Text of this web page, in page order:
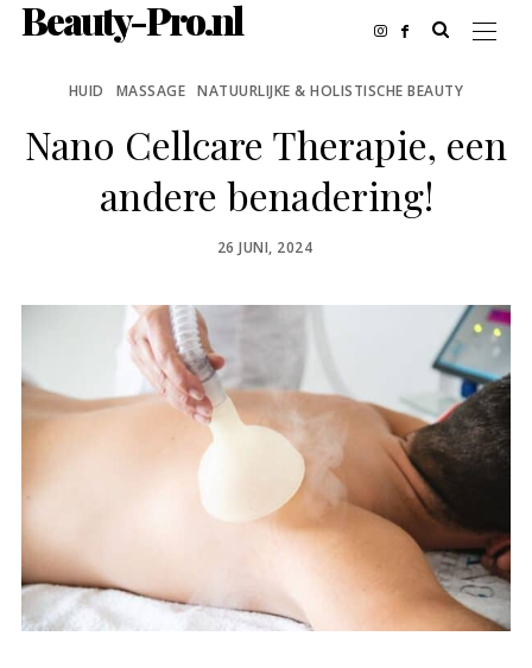
Beauty-Pro.nl
HUID MASSAGE NATUURLIJKE & HOLISTISCHE BEAUTY
Nano Cellcare Therapie, een
andere benadering!
POSTED
26 JUNI, 2024